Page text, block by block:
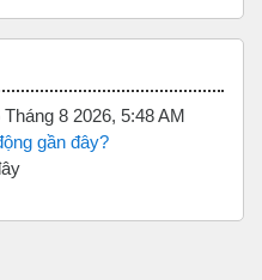
8 2026, 5:48 AM
gần đây?